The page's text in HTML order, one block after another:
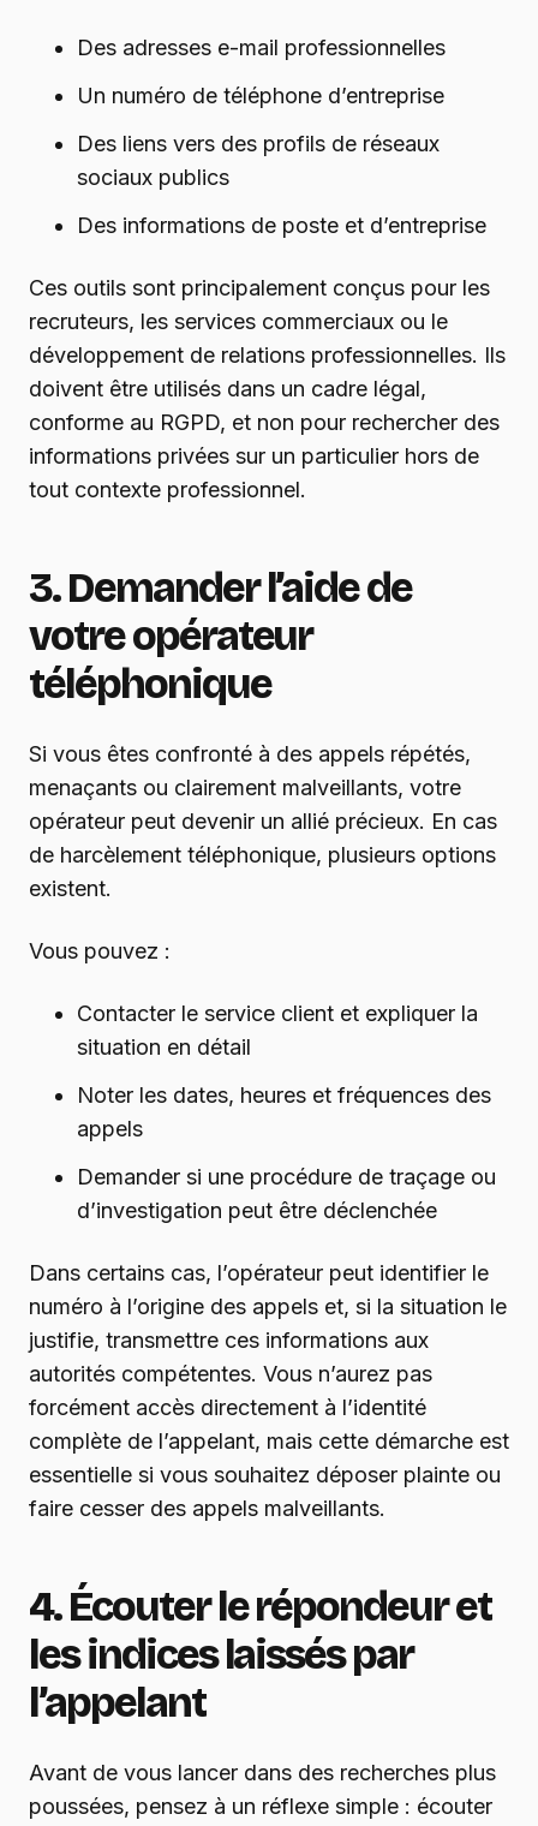
Des adresses e-mail professionnelles
Un numéro de téléphone d’entreprise
Des liens vers des profils de réseaux
sociaux publics
Des informations de poste et d’entreprise
Ces outils sont principalement conçus pour les
recruteurs, les services commerciaux ou le
développement de relations professionnelles. Ils
doivent être utilisés dans un cadre légal,
conforme au RGPD, et non pour rechercher des
informations privées sur un particulier hors de
tout contexte professionnel.
3. Demander l’aide de
votre opérateur
téléphonique
Si vous êtes confronté à des appels répétés,
menaçants ou clairement malveillants, votre
opérateur peut devenir un allié précieux. En cas
de harcèlement téléphonique, plusieurs options
existent.
Vous pouvez :
Contacter le service client et expliquer la
situation en détail
Noter les dates, heures et fréquences des
appels
Demander si une procédure de traçage ou
d’investigation peut être déclenchée
Dans certains cas, l’opérateur peut identifier le
numéro à l’origine des appels et, si la situation le
justifie, transmettre ces informations aux
autorités compétentes. Vous n’aurez pas
forcément accès directement à l’identité
complète de l’appelant, mais cette démarche est
essentielle si vous souhaitez déposer plainte ou
faire cesser des appels malveillants.
4. Écouter le répondeur et
les indices laissés par
l’appelant
Avant de vous lancer dans des recherches plus
poussées, pensez à un réflexe simple : écouter